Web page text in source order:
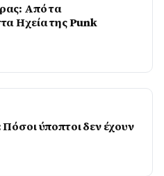
Από τα
Ηχεία της Punk
ύποπτοι δεν έχουν